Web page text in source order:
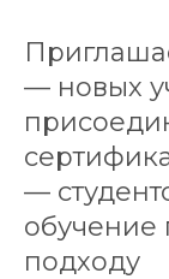
— новых
—
обучение
подходу